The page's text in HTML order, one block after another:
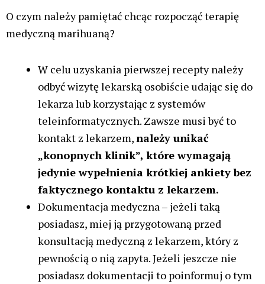
O czym należy pamiętać chcąc rozpocząć terapię
medyczną marihuaną?
W celu uzyskania pierwszej recepty należy
odbyć wizytę lekarską osobiście udając się do
lekarza lub korzystając z systemów
teleinformatycznych. Zawsze musi być to
kontakt z lekarzem,należy unikać
„konopnych klinik”, które wymagają
jedynie wypełnienia krótkiej ankiety bez
faktycznego kontaktu z lekarzem.
Dokumentacja medyczna – jeżeli taką
posiadasz, miej ją przygotowaną przed
konsultacją medyczną z lekarzem, który z
pewnością o nią zapyta. Jeżeli jeszcze nie
posiadasz dokumentacji to poinformuj o tym